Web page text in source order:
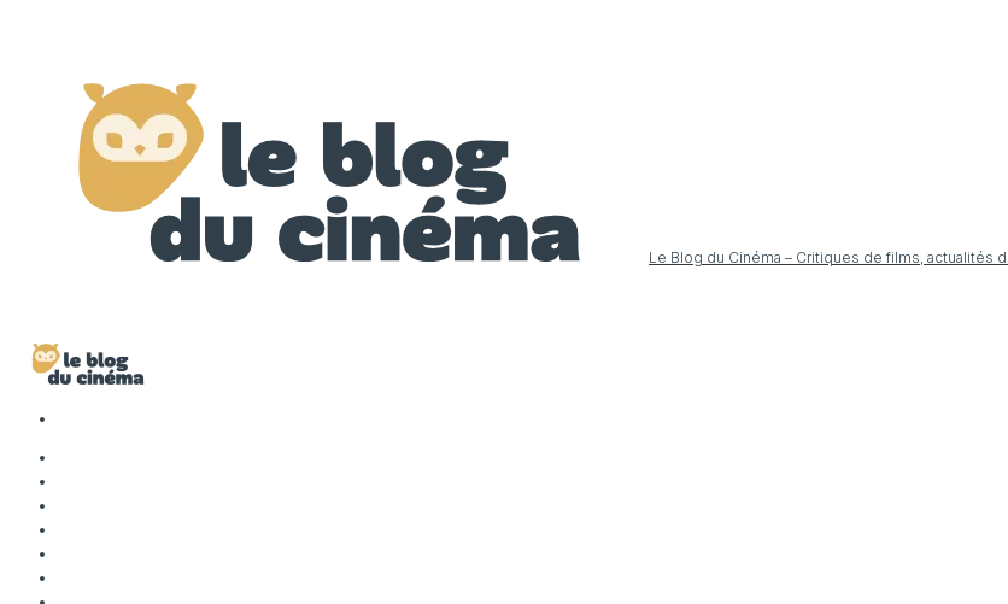
Le Blog du Cinéma – Critiques de films, actualités